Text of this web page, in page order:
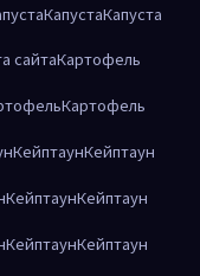
КапустаКапуста
сайтаКартофель
Картофель
КейптаунКейптаун
КейптаунКейптаун
КейптаунКейптаун